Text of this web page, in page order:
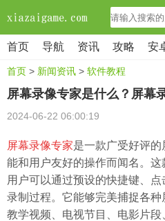
首页 导航 资讯 攻略 安
首页 > 新闻资讯 > 软件教程
屏幕录像专家是什么？屏幕
2024-06-22 06:00:19
屏幕录像专家是一款广受好评
能和用户友好的操作而闻名。这
用户可以通过预设的快捷键、
录制过程。它能够完美捕捉各种
教学视频、电视节目、电影片